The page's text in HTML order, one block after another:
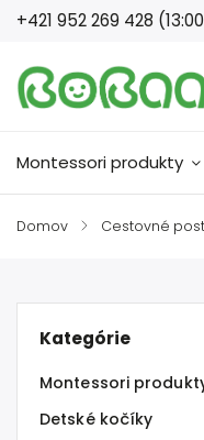
+421 952 269 428
Montessori produkty
Domov / Cestovné
Kategórie
Montessori
Detské kočíky